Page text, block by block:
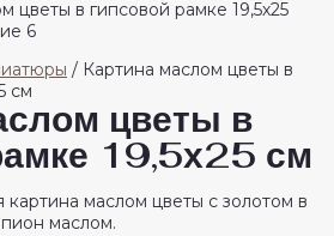
/ Картина маслом цветы в
см
цветы в
19,5х25 см
картина маслом цветы с золотом в
маслом.